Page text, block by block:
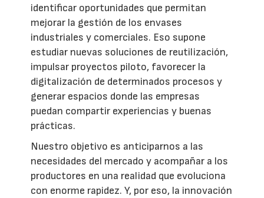
identificar oportunidades que permitan
mejorar la gestión de los envases
industriales y comerciales. Eso supone
estudiar nuevas soluciones de reutilización,
impulsar proyectos piloto, favorecer la
digitalización de determinados procesos y
generar espacios donde las empresas
puedan compartir experiencias y buenas
prácticas.
Nuestro objetivo es anticiparnos a las
necesidades del mercado y acompañar a los
productores en una realidad que evoluciona
con enorme rapidez. Y, por eso, la innovación